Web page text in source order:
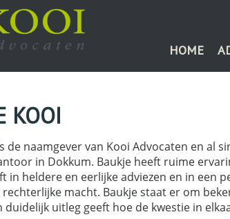
HOME
KOOI
de naamgever van Kooi Advocaten en al
in Dokkum. Baukje heeft ruime
in heldere en eerlijke adviezen en in een
macht. Baukje staat er om
duidelijk uitleg geeft hoe de kwestie in